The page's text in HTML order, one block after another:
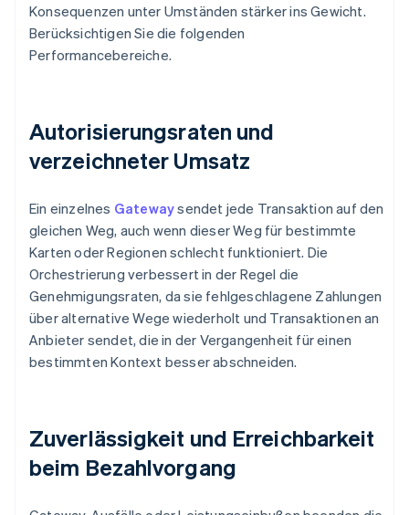
Konsequenzen unter Umständen stärker ins Gewicht.
Berücksichtigen Sie die folgenden
Performancebereiche.
Autorisierungsraten und
verzeichneter Umsatz
Ein einzelnes Gatewaysendet jede Transaktion auf den
gleichen Weg, auch wenn dieser Weg für bestimmte
Karten oder Regionen schlecht funktioniert. Die
Orchestrierung verbessert in der Regel die
Genehmigungsraten, da sie fehlgeschlagene Zahlungen
über alternative Wege wiederholt und Transaktionen an
Anbieter sendet, die in der Vergangenheit für einen
bestimmten Kontext besser abschneiden.
Zuverlässigkeit und Erreichbarkeit
beim Bezahlvorgang